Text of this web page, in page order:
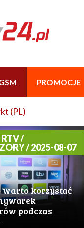
GSM PROMOCJE
RTV /
/ 2025-08-07
warto korzystać
podczas